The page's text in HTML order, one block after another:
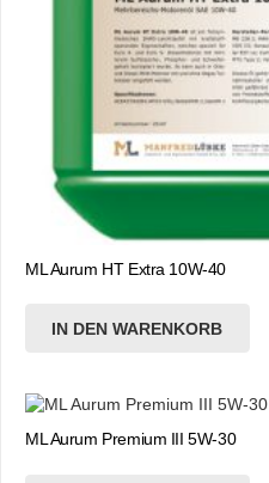
ML Aurum HT Extra 10W-40
IN DEN WARENKORB
ML Aurum Premium III 5W-30